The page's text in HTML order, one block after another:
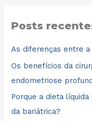
u
p
o
Posts
As diferenças entre
Os benefícios da
endometriose
Porque a dieta
da bariátrica?